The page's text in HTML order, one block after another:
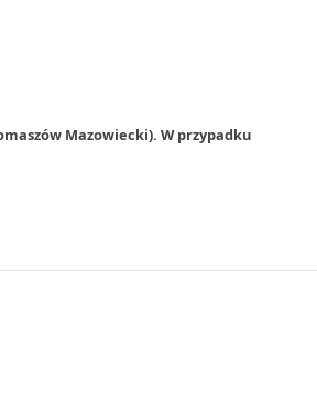
Mazowiecki). W przypadku